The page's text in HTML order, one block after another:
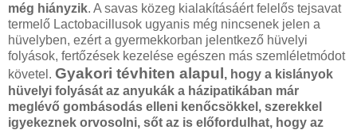
még hiányzik. A savas közeg kialakításáért felelős tejsavat
termelő Lactobacillusok ugyanis még nincsenek jelen a
hüvelyben, ezért a gyermekkorban jelentkező hüvelyi
folyások, fertőzések kezelése egészen más szemléletmódot
követel. Gyakori tévhiten alapul, hogy a kislányok
hüvelyi folyását az anyukák a házipatikában már
meglévő gombásodás elleni kenőcsökkel, szerekkel
igyekeznek orvosolni, sőt az is előfordulhat, hogy az